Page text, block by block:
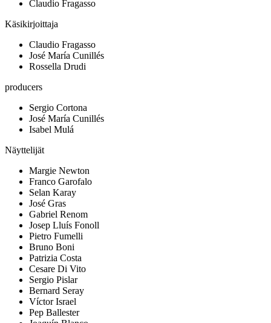
Claudio Fragasso
Käsikirjoittaja
Claudio Fragasso
José María Cunillés
Rossella Drudi
producers
Sergio Cortona
José María Cunillés
Isabel Mulá
Näyttelijät
Margie Newton
Franco Garofalo
Selan Karay
José Gras
Gabriel Renom
Josep Lluís Fonoll
Pietro Fumelli
Bruno Boni
Patrizia Costa
Cesare Di Vito
Sergio Pislar
Bernard Seray
Víctor Israel
Pep Ballester